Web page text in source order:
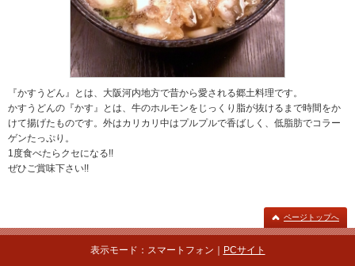
『かすうどん』とは、大阪河内地方で昔から愛される郷土料理です。
かすうどんの『かす』とは、牛のホルモンをじっくり脂が抜けるまで時間をか
けて揚げたものです。外はカリカリ中はプルプルで香ばしく、低脂肪でコラー
ゲンたっぷり。
1度食べたらクセになる!!
ぜひご賞味下さい!!
ページトップへ
表示モード：スマートフォン｜ PCサイト